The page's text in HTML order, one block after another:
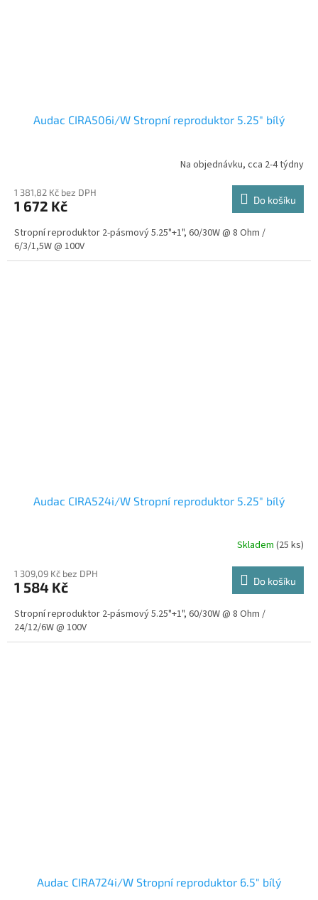
Audac CIRA506i/W Stropní reproduktor 5.25" bílý
Na objednávku, cca 2-4 týdny
1 381,82 Kč bez DPH
1 672 Kč Do košíku
Stropní reproduktor 2-pásmový 5.25"+1", 60/30W @ 8 Ohm /
6/3/1,5W @ 100V
Audac CIRA524i/W Stropní reproduktor 5.25" bílý
produktu
je
z
5
hvězdiček.
Skladem(25 ks)
1 309,09 Kč bez DPH
1 584 Kč Do košíku
Stropní reproduktor 2-pásmový 5.25"+1", 60/30W @ 8 Ohm /
24/12/6W @ 100V
Audac CIRA724i/W Stropní reproduktor 6.5" bílý